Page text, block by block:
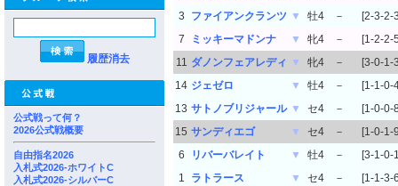
履歴消去
公式戦って何？
2026公式戦概要
自由指名2026
入札式2026-ホワイトC
入札式2026-シルバーC
3
ファイアンクランツ ▼ 牡4 －
[2-3-2-
7
ミッキーマドンナ ▼ 牝4 －
[1-2-2-
11 ダノンフェアレディ ▼ 牝4 －
[3-0-1-
14 ジェゼロ ▼ 牡4 －
[1-1-0-
13 サトノブリジャール ▼ セ4 －
[1-0-0-
15 サンディエゴ ▼ セ4 －
[1-0-1-
6
リバーバレイト ▼ 牡4 －
[3-1-0-
1
ラトラース ▼ セ4 －
[1-1-3-